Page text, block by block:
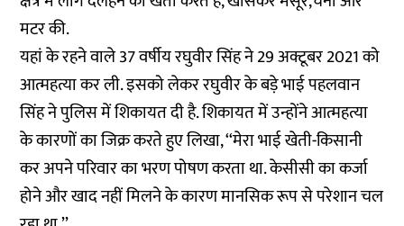
मटर की.
यहां के रहने वाले 37 वर्षीय रघुवीर सिंह ने 29 अक्टूबर 2021 को
आत्महत्या कर ली. इसको लेकर रघुवीर के बड़े भाई पहलवान
सिंह ने पुलिस में शिकायत दी है. शिकायत में उन्होंने आत्महत्या
के कारणों का जिक्र करते हुए लिखा, ‘‘मेरा भाई खेती-किसानी
कर अपने परिवार का भरण पोषण करता था. केसीसी का कर्जा
होने और खाद नहीं मिलने के कारण मानसिक रूप से परेशान चल